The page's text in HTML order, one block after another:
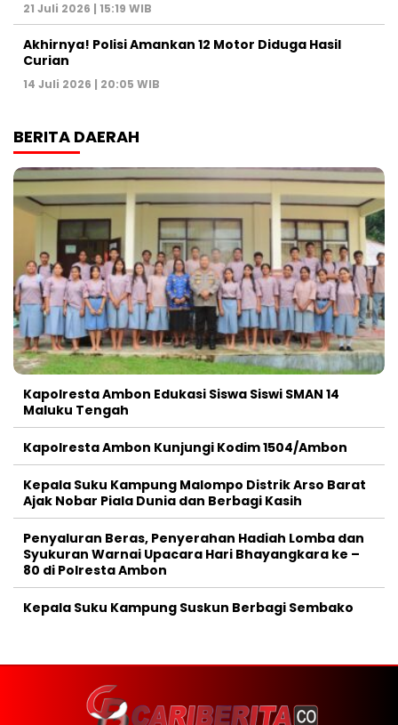
21 Juli 2026 | 15:19 WIB
Akhirnya! Polisi Amankan 12 Motor Diduga Hasil
Curian
14 Juli 2026 | 20:05 WIB
BERITA DAERAH
Kapolresta Ambon Edukasi Siswa Siswi SMAN 14
Maluku Tengah
Kapolresta Ambon Kunjungi Kodim 1504/Ambon
Kepala Suku Kampung Malompo Distrik Arso Barat
Ajak Nobar Piala Dunia dan Berbagi Kasih
Penyaluran Beras, Penyerahan Hadiah Lomba dan
Syukuran Warnai Upacara Hari Bhayangkara ke –
80 di Polresta Ambon
Kepala Suku Kampung Suskun Berbagi Sembako